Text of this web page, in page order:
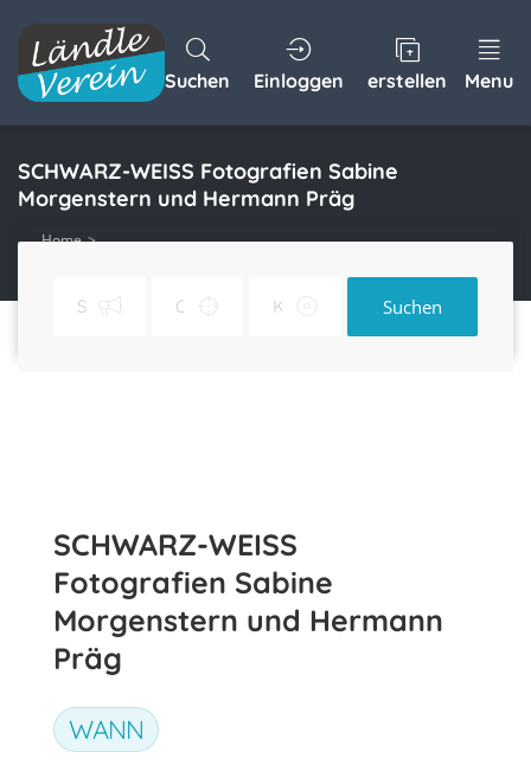
Suchen Einloggen erstellen Menu
SCHWARZ-WEISS Fotografien Sabine
Morgenstern und Hermann Präg
Home
Suchen
SCHWARZ-WEISS
Fotografien Sabine
Morgenstern und Hermann
Präg
WANN